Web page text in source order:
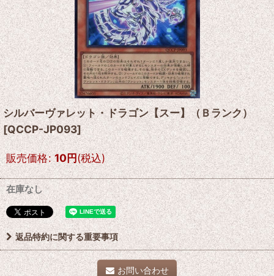
シルバーヴァレット・ドラゴン【スー】（Ｂランク）
[QCCP-JP093]
販売価格: 10円(税込)
在庫なし
返品特約に関する重要事項
お問い合わせ